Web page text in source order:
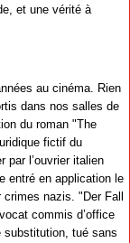
et une vérité à
au cinéma. Rien
dans nos salles de
du roman "The
fictif du
par l’ouvrier italien
entré en application le
nazis. "Der Fall
commis d’office
substitution, tué sans